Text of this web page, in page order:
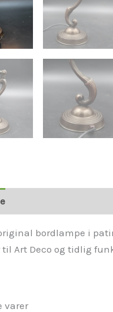
bordlampe i
til Art Deco og tidlig
varer